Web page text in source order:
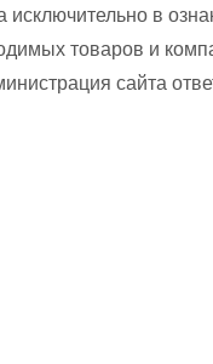
в
товаров и
сайта